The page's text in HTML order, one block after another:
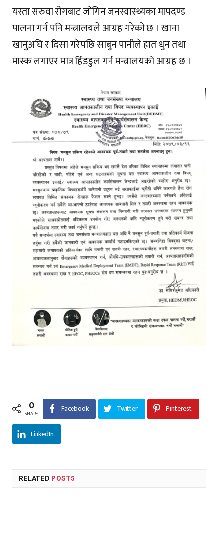
यस्ता सरुवा रोगबाट जोगिन जनस्वास्थ्यका मापदण्ड
पालना गर्न पनि मन्त्रालयले आग्रह गरेको छ । खाना
खानुअघि र दिसा गरेपछि साबुन पानीले हात धुन तथा
मास्क लगाएर मात्र हिँडडुल गर्न मन्त्रालयको आग्रह छ ।
0
SHARE Facebook Twitter Pinterest
LinkedIn
RELATED POSTS